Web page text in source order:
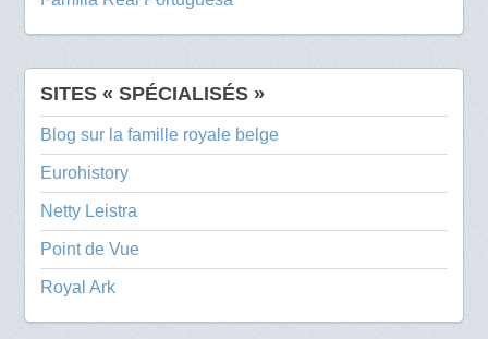
SITES « SPÉCIALISÉS »
Blog sur la famille royale belge
Eurohistory
Netty Leistra
Point de Vue
Royal Ark